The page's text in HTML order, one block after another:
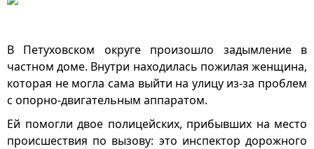
В Петуховском округе произошло задымление в
частном доме. Внутри находилась пожилая женщина,
которая не могла сама выйти на улицу из-за проблем
с опорно-двигательным аппаратом.
Ей помогли двое полицейских, прибывших на место
происшествия по вызову: это инспектор дорожного